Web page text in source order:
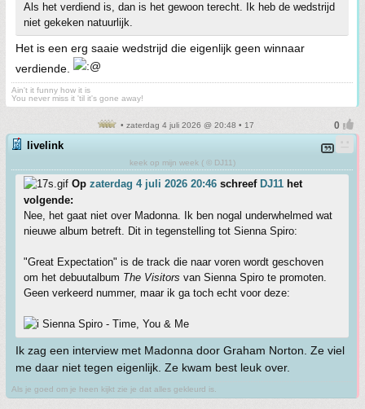
Als het verdiend is, dan is het gewoon terecht. Ik heb de wedstrijd
niet gekeken natuurlijk.
Het is een erg saaie wedstrijd die eigenlijk geen winnaar
verdiende.
Ain't it funny how it is
You never miss it 'til it's gone away!
• zaterdag 4 juli 2026 @ 20:48 • 17
livelink
keek op mijn week ( © DJ11)
Op zaterdag 4 juli 2026 20:46 schreef DJ11 het
volgende:
Nee, het gaat niet over Madonna. Ik ben nogal underwhelmed wat
nieuwe album betreft. Dit in tegenstelling tot Sienna Spiro:
"Great Expectation" is de track die naar voren wordt geschoven
om het debuutalbum The Visitors van Sienna Spiro te promoten.
Geen verkeerd nummer, maar ik ga toch echt voor deze:
Sienna Spiro - Time, You & Me
Ik zag een interview met Madonna door Graham Norton. Ze viel
me daar niet tegen eigenlijk. Ze kwam best leuk over.
Als je goed om je heen kijkt zie je dat alles gekleurd is.